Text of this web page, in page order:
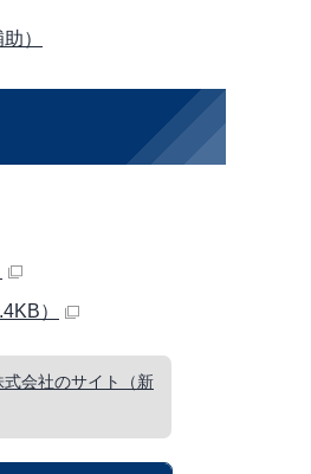
）
）
式会社のサイト（新